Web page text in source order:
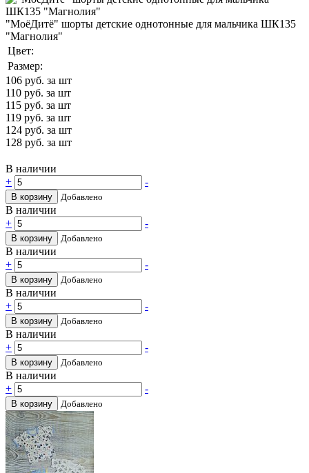
"МоёДитё" шорты детские однотонные для мальчика ШК135
"Магнолия"
Цвет:
Размер:
106 руб. за шт
110 руб. за шт
115 руб. за шт
119 руб. за шт
124 руб. за шт
128 руб. за шт
В наличии
+
-
В корзину Добавлено
В наличии
+
-
В корзину Добавлено
В наличии
+
-
В корзину Добавлено
В наличии
+
-
В корзину Добавлено
В наличии
+
-
В корзину Добавлено
В наличии
+
-
В корзину Добавлено